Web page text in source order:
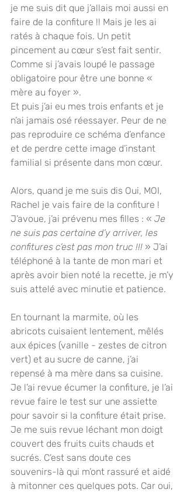
je me suis dit que j’allais moi aussi en
faire de la confiture !! Mais je les ai
ratés à chaque fois. Un petit
pincement au cœur s’est fait sentir.
Comme si j’avais loupé le passage
obligatoire pour être une bonne «
mère au foyer ».
Et puis j’ai eu mes trois enfants et je
n’ai jamais osé réessayer. Peur de ne
pas reproduire ce schéma d’enfance
et de perdre cette image d’instant
familial si présente dans mon cœur.
Alors, quand je me suis dis Oui, MOI,
Rachel je vais faire de la confiture !
J’avoue, j’ai prévenu mes filles : « Je
ne suis pas certaine d’y arriver, les
confitures c’est pas mon truc !!! » J’ai
téléphoné à la tante de mon mari et
après avoir bien noté la recette, je m’y
suis attelé avec minutie et patience.
En tournant la marmite, où les
abricots cuisaient lentement, mêlés
aux épices (vanille - zestes de citron
vert) et au sucre de canne, j’ai
repensé à ma mère dans sa cuisine.
Je l’ai revue écumer la confiture, je l’ai
revue faire le test sur une assiette
pour savoir si la confiture était prise.
Je me suis revue léchant mon doigt
couvert des fruits cuits chauds et
sucrés. C’est sans doute ces
souvenirs-là qui m’ont rassuré et aidé
à mitonner ces quelques pots. Car oui,